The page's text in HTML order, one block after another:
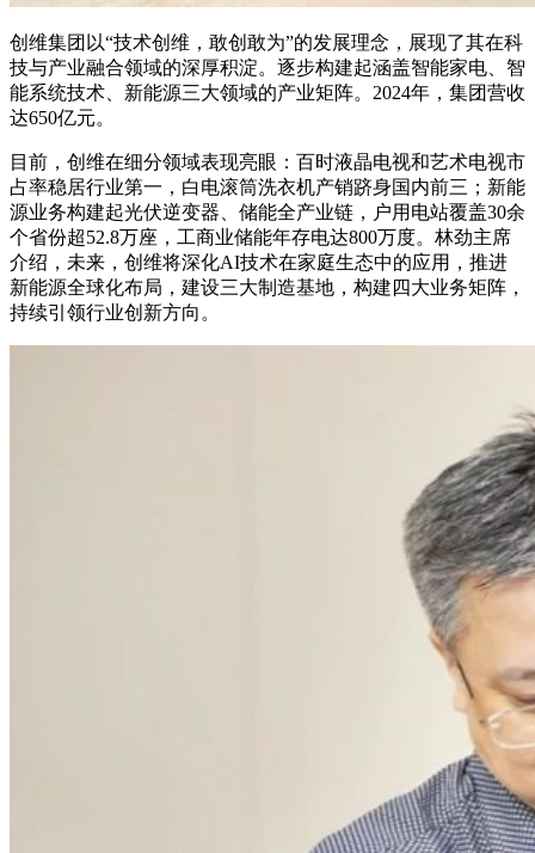
创维集团以“技术创维，敢创敢为”的发展理念，展现了其在科
技与产业融合领域的深厚积淀。逐步构建起涵盖智能家电、智
能系统技术、新能源三大领域的产业矩阵。2024年，集团营收
达650亿元。
目前，创维在细分领域表现亮眼：百时液晶电视和艺术电视市
占率稳居行业第一，白电滚筒洗衣机产销跻身国内前三；新能
源业务构建起光伏逆变器 、储能全产业链，户用电站覆盖30余
个省份超52.8万座，工商业储能年存电达800万度。林劲主席
介绍，未来，创维将深化AI技术在家庭生态中的应用，推进
新能源全球化布局，建设三大制造基地，构建四大业务矩阵，
持续引领行业创新方向。